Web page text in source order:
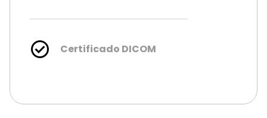
Certificado DICOM